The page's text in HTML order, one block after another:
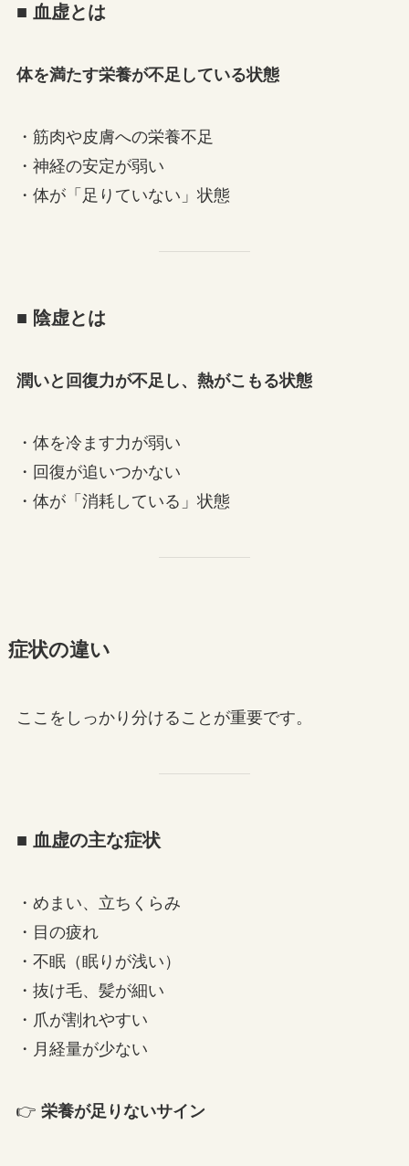
■ 血虚とは
体を満たす栄養が不足している状態
・筋肉や皮膚への栄養不足
・神経の安定が弱い
・体が「足りていない」状態
■ 陰虚とは
潤いと回復力が不足し、熱がこもる状態
・体を冷ます力が弱い
・回復が追いつかない
・体が「消耗している」状態
症状の違い
ここをしっかり分けることが重要です。
■ 血虚の主な症状
・めまい、立ちくらみ
・目の疲れ
・不眠（眠りが浅い）
・抜け毛、髪が細い
・爪が割れやすい
・月経量が少ない
👉 栄養が足りないサイン